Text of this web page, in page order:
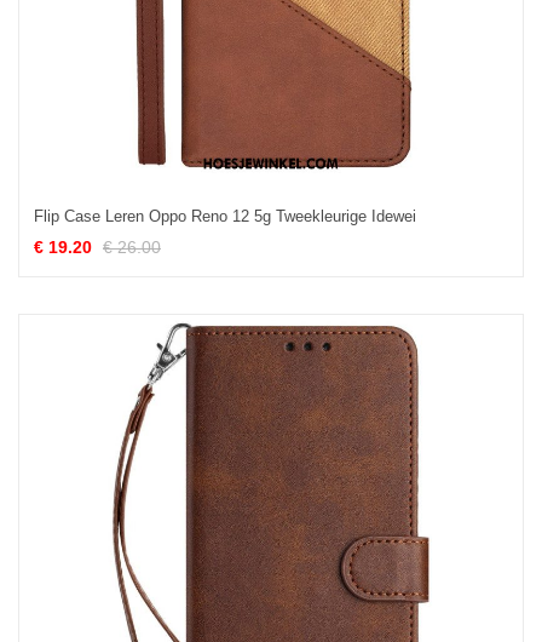
Flip Case Leren Oppo Reno 12 5g Tweekleurige Idewei
€ 19.20 € 26.00